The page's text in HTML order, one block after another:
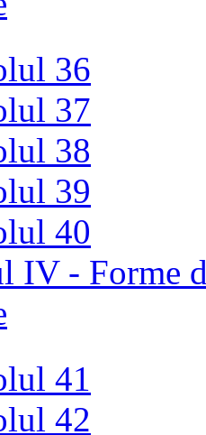
36
37
38
39
40
IV - Forme
41
42